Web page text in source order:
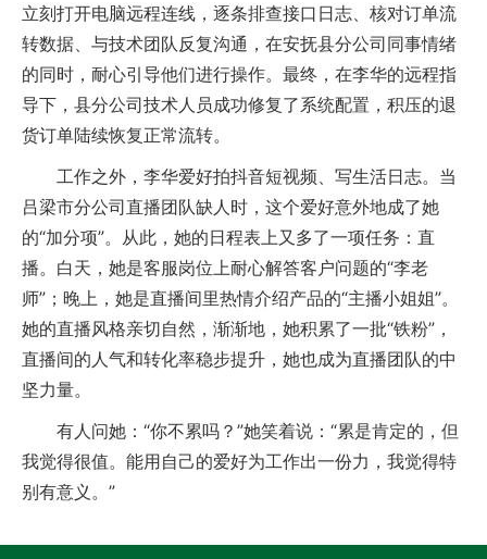
立刻打开电脑远程连线，逐条排查接口日志、核对订单流
转数据、与技术团队反复沟通，在安抚县分公司同事情绪
的同时，耐心引导他们进行操作。最终，在李华的远程指
导下，县分公司技术人员成功修复了系统配置，积压的退
货订单陆续恢复正常流转。
工作之外，李华爱好拍抖音短视频、写生活日志。当
吕梁市分公司直播团队缺人时，这个爱好意外地成了她
的“加分项”。从此，她的日程表上又多了一项任务：直
播。白天，她是客服岗位上耐心解答客户问题的“李老
师”；晚上，她是直播间里热情介绍产品的“主播小姐姐”。
她的直播风格亲切自然，渐渐地，她积累了一批“铁粉”，
直播间的人气和转化率稳步提升，她也成为直播团队的中
坚力量。
有人问她：“你不累吗？”她笑着说：“累是肯定的，但
我觉得很值。能用自己的爱好为工作出一份力，我觉得特
别有意义。”